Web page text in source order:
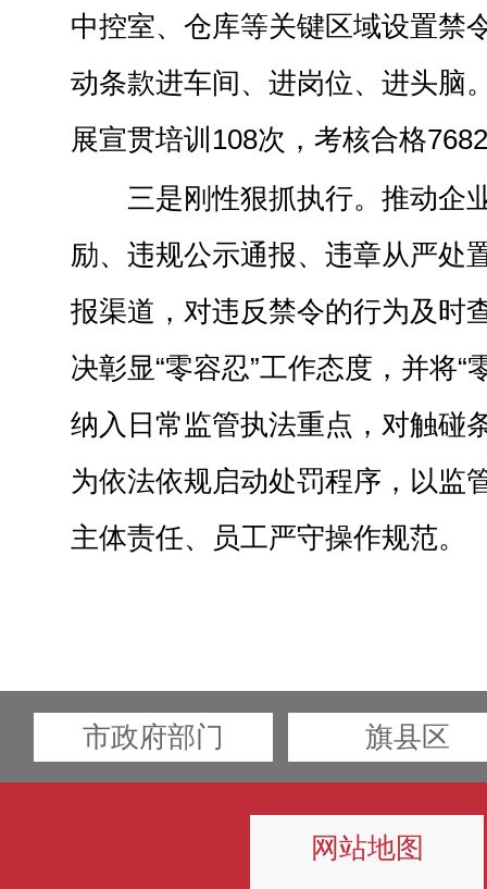
中控室、仓库等关键区域设置禁
动条款进车间、进岗位、进头脑
展宣贯培训108次，考核合格
三是刚性狠抓执行。推动企
励、违规公示通报、违章从严处
报渠道，对违反禁令的行为及时
决彰显“零容忍”工作态度，并将“
纳入日常监管执法重点，对触碰
为依法依规启动处罚程序，以监
主体责任、员工严守操作规范。
市政府部门 旗县区
网站地图